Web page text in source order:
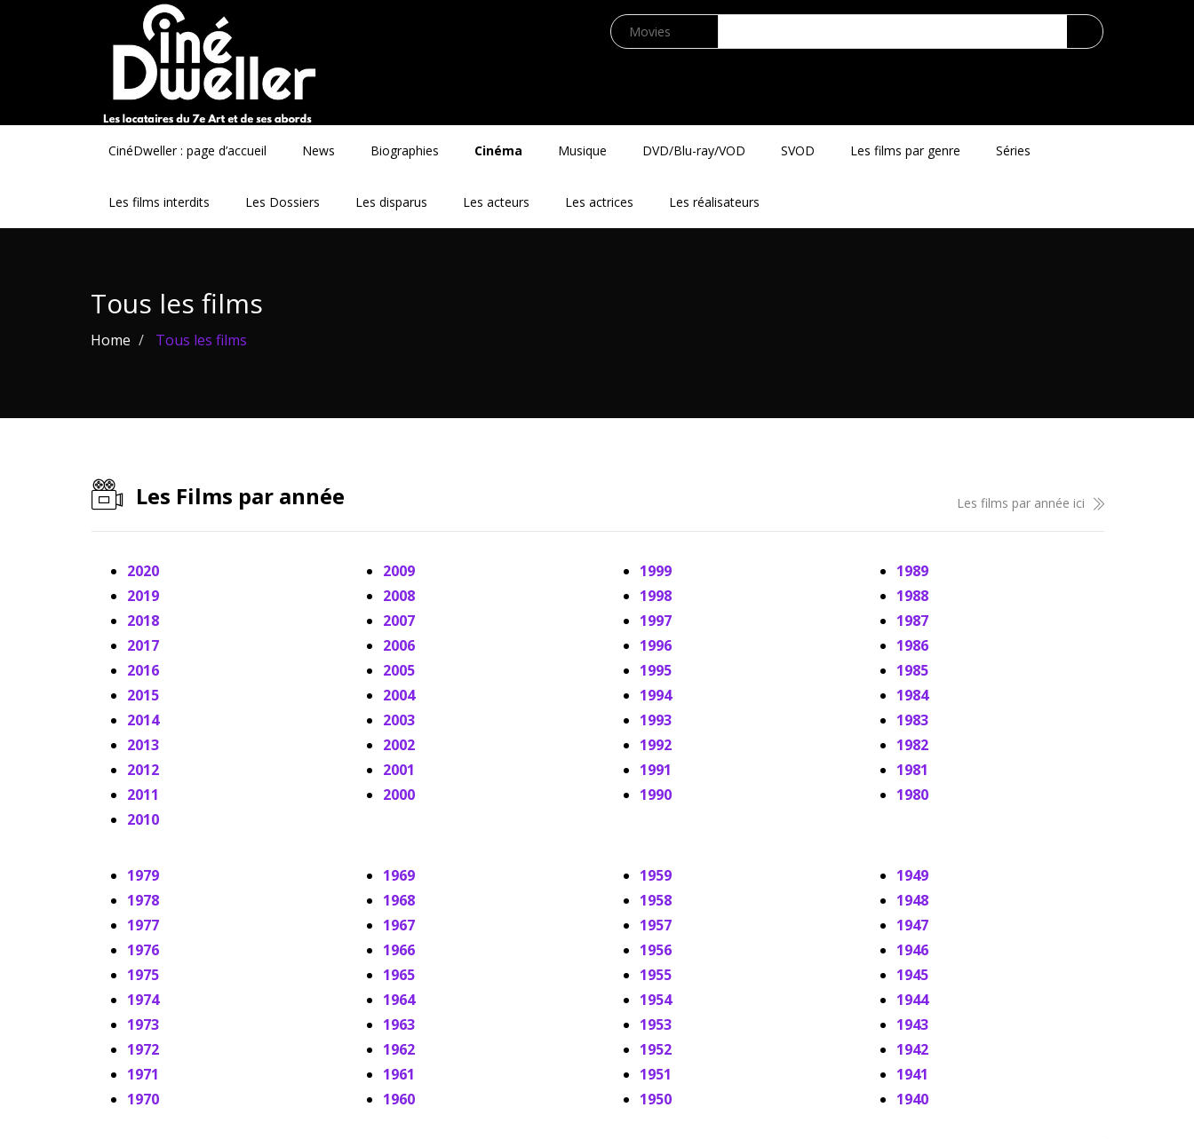
CinéDweller : page d’accueil News Biographies Cinéma Musique DVD/Blu-ray/VOD SVOD Les films par genre Séries
Les films interdits Les Dossiers Les disparus Les acteurs Les actrices Les réalisateurs
Tous les films
Home Tous les films
Les Films par année Les films par année ici
2020
2019
2018
2017
2016
2015
2014
2013
2012
2011
2010
2009
2008
2007
2006
2005
2004
2003
2002
2001
2000
1999
1998
1997
1996
1995
1994
1993
1992
1991
1990
1989
1988
1987
1986
1985
1984
1983
1982
1981
1980
1979
1978
1977
1976
1975
1974
1973
1972
1971
1970
1969
1968
1967
1966
1965
1964
1963
1962
1961
1960
1959
1958
1957
1956
1955
1954
1953
1952
1951
1950
1949
1948
1947
1946
1945
1944
1943
1942
1941
1940